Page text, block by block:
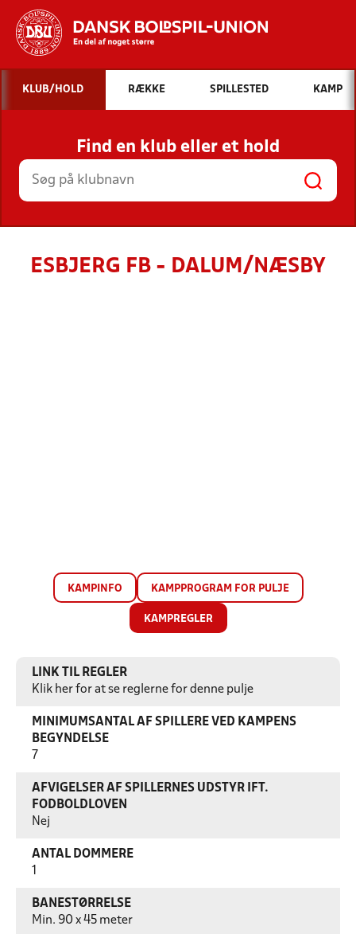
Hvad vil du søge efter?
INDHOLD OG NYHEDER
STILLINGER, RESULTATER, KLUBBER OG
HOLD
KLUB/HOLD RÆKKE SPILLESTED KAMP
Find en klub eller et hold
ESBJERG FB - DALUM/NÆSBY
KAMPINFO KAMPPROGRAM FOR PULJE
KAMPREGLER
LINK TIL REGLER
Klik her for at se reglerne for denne pulje
MINIMUMSANTAL AF SPILLERE VED KAMPENS
BEGYNDELSE
7
AFVIGELSER AF SPILLERNES UDSTYR IFT.
FODBOLDLOVEN
Nej
ANTAL DOMMERE
BANESTØRRELSE
Min. 90 x 45 meter